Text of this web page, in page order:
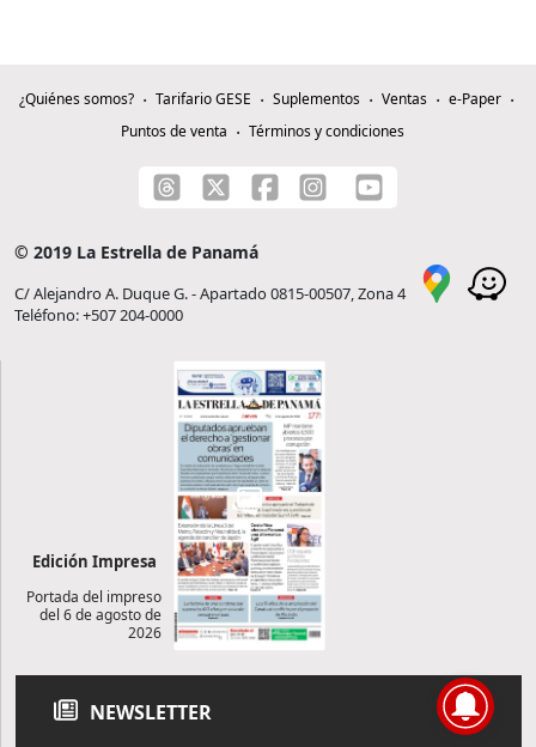
¿Quiénes somos? Tarifario GESE Suplementos Ventas
e-Paper
Puntos de venta
Términos y condiciones
© 2019 La Estrella de Panamá
C/ Alejandro A. Duque G. - Apartado 0815-00507, Zona 4
Teléfono: +507 204-0000
Edición Impresa
Portada del impreso
del 6 de agosto de
2026
NEWSLETTER